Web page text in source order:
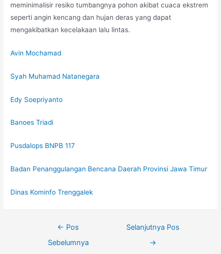
meminimalisir resiko tumbangnya pohon akibat cuaca ekstrem
seperti angin kencang dan hujan deras yang dapat
mengakibatkan kecelakaan lalu lintas.
Avin Mochamad
Syah Muhamad Natanegara
Edy Soepriyanto
Banoes Triadi
Pusdalops BNPB 117
Badan Penanggulangan Bencana Daerah Provinsi Jawa Timur
Dinas Kominfo Trenggalek
← Pos
Sebelumnya
Selanjutnya Pos
→